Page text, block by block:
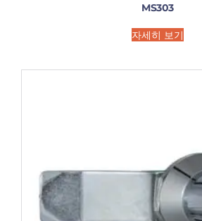
MS303
자세히 보기